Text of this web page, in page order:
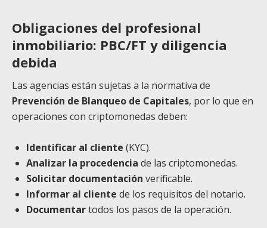
Obligaciones del profesional
inmobiliario: PBC/FT y diligencia
debida
Las agencias están sujetas a la normativa de
Prevención de Blanqueo de Capitales, por lo que en
operaciones con criptomonedas deben:
Identificar al cliente (KYC).
Analizar la procedencia de las criptomonedas.
Solicitar documentación verificable.
Informar al cliente de los requisitos del notario.
Documentartodos los pasos de la operación.